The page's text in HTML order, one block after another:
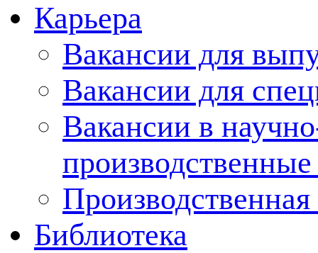
Карьера
Вакансии для
Вакансии для
Вакансии в
Производственная
Библиотека